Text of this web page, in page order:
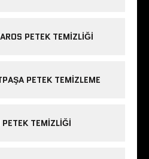
PETEK TEMIZLIĞI
PETEK TEMIZLEME
PETEK TEMIZLIĞI